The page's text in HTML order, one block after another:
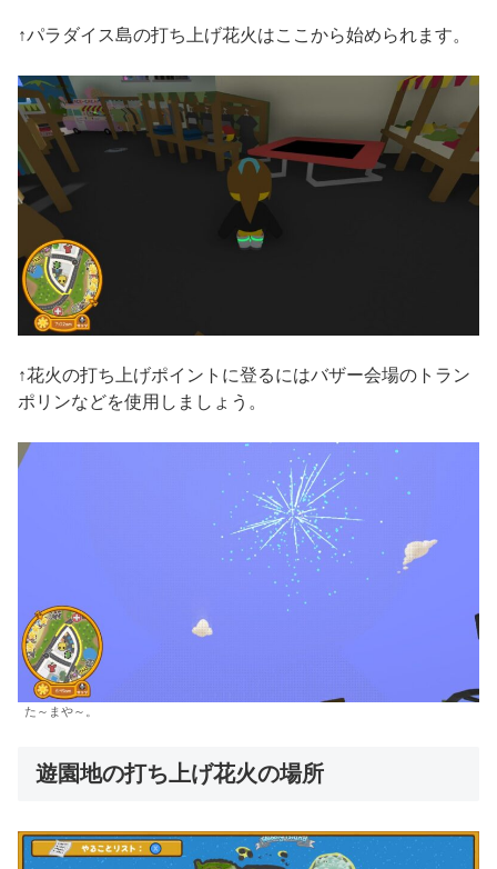
↑パラダイス島の打ち上げ花火はここから始められます。
↑花火の打ち上げポイントに登るにはバザー会場のトラン
ポリンなどを使用しましょう。
た～まや～。
遊園地の打ち上げ花火の場所